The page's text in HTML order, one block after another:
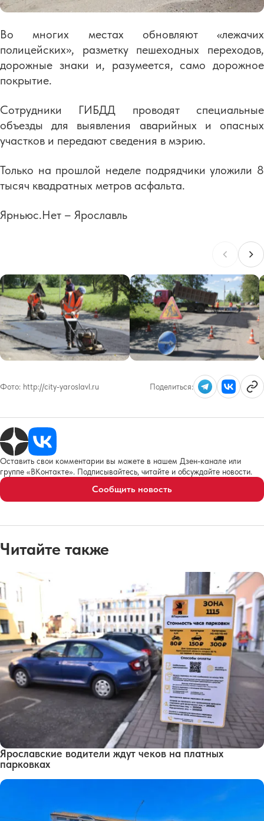
Во многих местах обновляют «лежачих
полицейских», разметку пешеходных переходов,
дорожные знаки и, разумеется, само дорожное
покрытие.
Сотрудники ГИБДД проводят специальные
объезды для выявления аварийных и опасных
участков и передают сведения в мэрию.
Только на прошлой неделе подрядчики уложили 8
тысяч квадратных метров асфальта.
Ярньюс.Нет – Ярославль
Фото: http://city-yaroslavl.ru Поделиться:
Оставить свои комментарии вы можете в нашем Дзен-канале или
группе «ВКонтакте». Подписывайтесь, читайте и обсуждайте новости.
Сообщить новость
Читайте также
Ярославские водители ждут чеков на платных
парковках